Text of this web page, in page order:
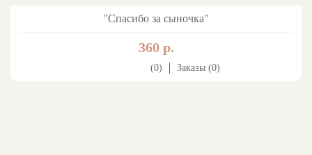
"Спасибо за сыночка"
360 р.
(0) Заказы (0)